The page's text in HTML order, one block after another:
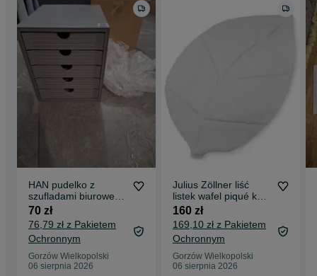
HAN pudelko z
szufladami biurowe
na biurko
70 zł
76,79 zł z Pakietem
Ochronnym
Gorzów Wielkopolski
06 sierpnia 2026
Julius Zöllner liść
listek wafel piqué koc
pełzający, rozmiar
170x110
160 zł
169,10 zł z Pakietem
Ochronnym
Gorzów Wielkopolski
06 sierpnia 2026